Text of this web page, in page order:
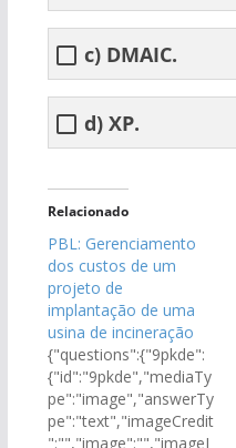
c) DMAIC.
d) XP.
Relacionado
PBL: Gerenciamento
dos custos de um
projeto de
implantação de uma
usina de incineração
{"questions":{"9pkde":
{"id":"9pkde","mediaTy
pe":"image","answerTy
pe":"text","imageCredit
":"","image":"","imageI